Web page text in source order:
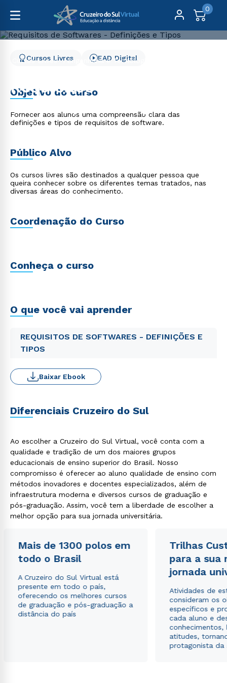
0
Cursos Livres
Engenharia e Tecnologia
Requisitos de Softwares
- Definições e Tipos
Cursos Livres EAD Digital
Objetivo do curso
Fornecer aos alunos uma compreensão clara das
definições e tipos de requisitos de software.
Público Alvo
Os cursos livres são destinados a qualquer pessoa que
queira conhecer sobre os diferentes temas tratados, nas
diversas áreas do conhecimento.
Coordenação do Curso
Conheça o curso
O que você vai aprender
REQUISITOS DE SOFTWARES - DEFINIÇÕES E
TIPOS
Baixar Ebook
Diferenciais Cruzeiro do Sul
Ao escolher a Cruzeiro do Sul Virtual, você conta com a
qualidade e tradição de um dos maiores grupos
educacionais de ensino superior do Brasil. Nosso
compromisso é oferecer ao aluno qualidade de ensino com
métodos inovadores e docentes especializados, além de
infraestrutura moderna e diversos cursos de graduação e
pós-graduação. Assim, você tem a liberdade de escolher a
melhor opção para sua jornada universitária.
Mais de 1300 polos em
todo o Brasil
A Cruzeiro do Sul Virtual está
presente em todo o país,
oferecendo os melhores cursos
de graduação e pós-graduação a
distância do país
Trilhas
para a sua
jornada
Atividades de
consideram os
específicos e
cada aluno e
conhecimentos,
atitudes,
protagonista da